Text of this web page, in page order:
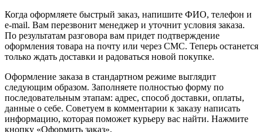
Когда оформляете быстрый заказ, напишите ФИО, телефон и
e-mail. Вам перезвонит менеджер и уточнит условия заказа.
По результатам разговора вам придет подтверждение
оформления товара на почту или через СМС. Теперь останется
только ждать доставки и радоваться новой покупке.
Оформление заказа в стандартном режиме выглядит
следующим образом. Заполняете полностью форму по
последовательным этапам: адрес, способ доставки, оплаты,
данные о себе. Советуем в комментарии к заказу написать
информацию, которая поможет курьеру вас найти. Нажмите
кнопку «Оформить заказ».